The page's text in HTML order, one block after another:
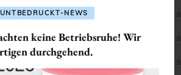
NEWS
keine Betriebsruhe! Wir
durchgehend.